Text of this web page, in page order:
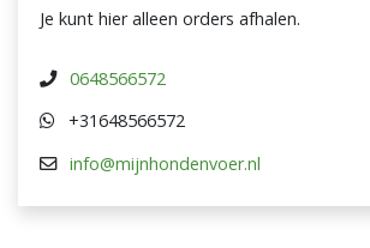
Je kunt hier alleen orders afhalen.
0648566572
+31648566572
info@mijnhondenvoer.nl